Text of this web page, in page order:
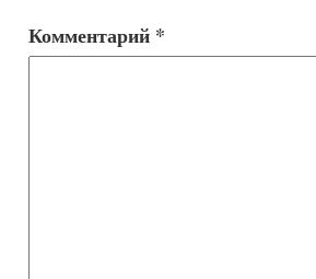
Комментарий *